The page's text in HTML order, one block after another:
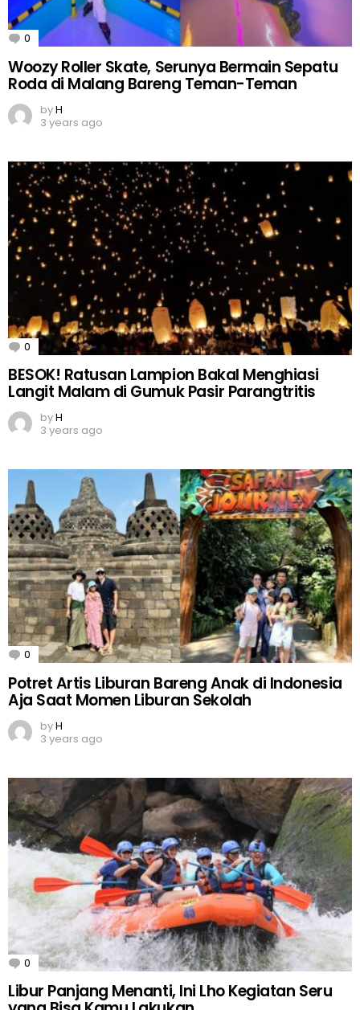
0 Comments
Woozy Roller Skate, Serunya Bermain Sepatu
Roda di Malang Bareng Teman-Teman
byH
3 years ago
0 Comments
BESOK! Ratusan Lampion Bakal Menghiasi
Langit Malam di Gumuk Pasir Parangtritis
byH
3 years ago
0 Comments
Potret Artis Liburan Bareng Anak di Indonesia
Aja Saat Momen Liburan Sekolah
byH
3 years ago
0 Comments
Libur Panjang Menanti, Ini Lho Kegiatan Seru